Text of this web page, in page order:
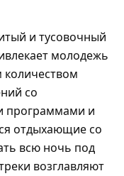
и тусовочный
молодежь
со
программами и
отдыхающие со
всю ночь под
возглавляют